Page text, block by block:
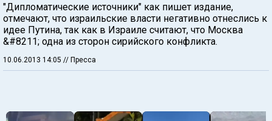
"Дипломатические источники" как пишет издание,
отмечают, что израильские власти негативно отнеслись к
идее Путина, так как в Израиле считают, что Москва
&#8211; одна из сторон сирийского конфликта.
10.06.2013 14:05 // Пресса